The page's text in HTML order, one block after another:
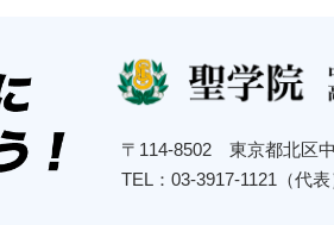
〒114-8502 東京都北区
TEL：03-3917-1121（代